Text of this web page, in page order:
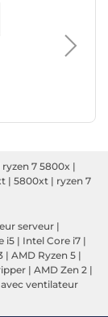
Intel
7 5800x |
| 5800xt | ryzen 7
serveur |
i5 | Intel Core i7 |
| AMD Ryzen 5 |
| AMD Zen 2 |
ventilateur